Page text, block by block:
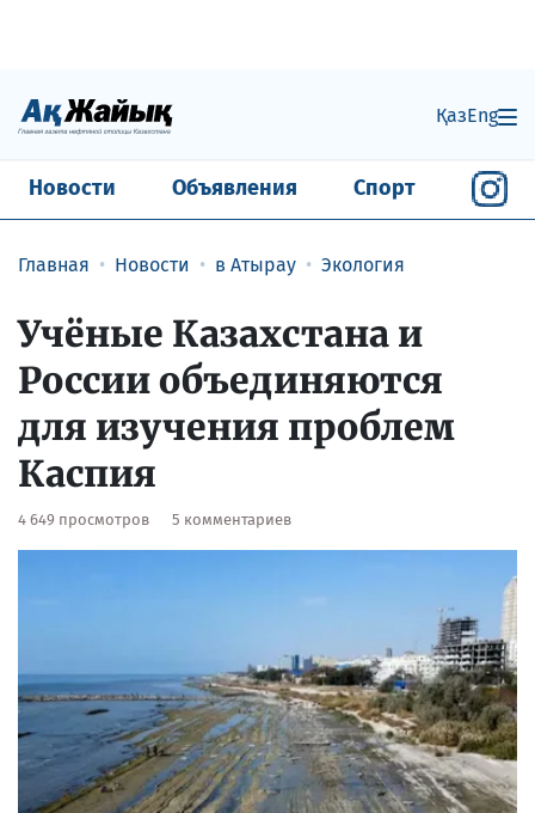
ҚазEng
Новости Объявления Спорт
Главная Новости в Атырау Экология
Учёные Казахстана и
России объединяются
для изучения проблем
Каспия
4 649 просмотров 5 комментариев